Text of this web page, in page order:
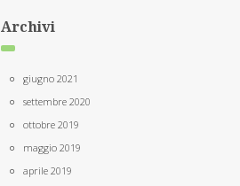
Archivi
giugno 2021
settembre 2020
ottobre 2019
maggio 2019
aprile 2019